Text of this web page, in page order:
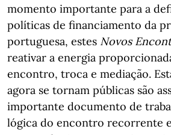
momento importante para a
políticas de financiamento da
portuguesa, estes Novos
reativar a energia
encontro, troca e mediação.
agora se tornam públicas são
importante documento de
lógica do encontro recorrente